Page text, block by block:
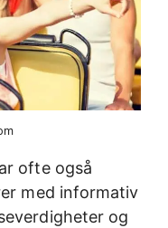
ofte også
med informativ
og